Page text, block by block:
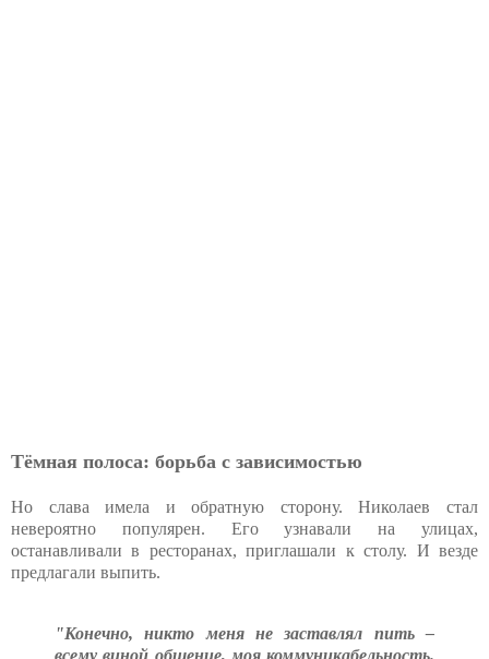
Тёмная полоса: борьба с зависимостью
Но слава имела и обратную сторону. Николаев стал
невероятно популярен. Его узнавали на улицах,
останавливали в ресторанах, приглашали к столу. И везде
предлагали выпить.
"Конечно, никто меня не заставлял пить –
всему виной общение, моя коммуникабельность.